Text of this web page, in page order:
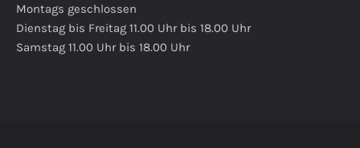
Montags geschlossen
Dienstag bis Freitag 11.00 Uhr bis 18.00 Uhr
Samstag 11.00 Uhr bis 18.00 Uhr